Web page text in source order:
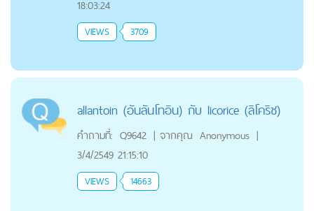
18:03:24
VIEWS 3709
allantoin (อันลันโทอิน) กับ licorice (ลิโคริช)
คำถามที่: Q9642 | จากคุณ Anonymous |
3/4/2549 21:15:10
VIEWS 14663